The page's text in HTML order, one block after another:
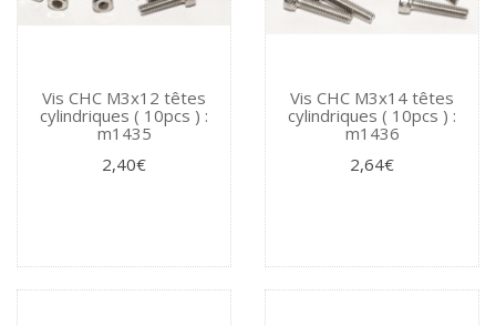
Vis CHC M3x12 têtes
cylindriques ( 10pcs ) :
m1435
2,40€
Vis CHC M3x14 têtes
cylindriques ( 10pcs ) :
m1436
2,64€